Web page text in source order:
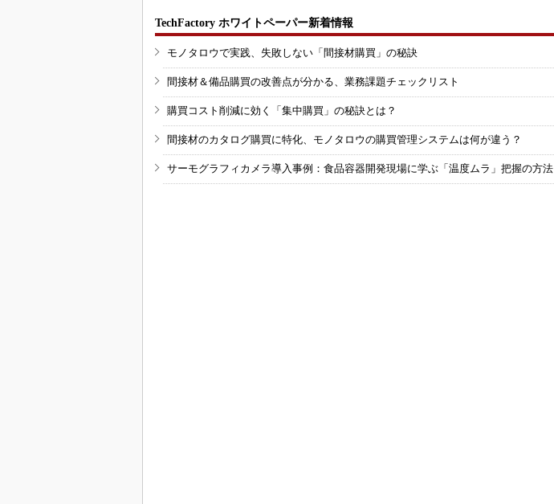
TechFactory ホワイトペーパー新着情報
モノタロウで実践、失敗しない「間接材購買」の秘訣
間接材＆備品購買の改善点が分かる、業務課題チェックリスト
購買コスト削減に効く「集中購買」の秘訣とは？
間接材のカタログ購買に特化、モノタロウの購買管理システムは何が違う？
サーモグラフィカメラ導入事例：食品容器開発現場に学ぶ「温度ムラ」把握の方法